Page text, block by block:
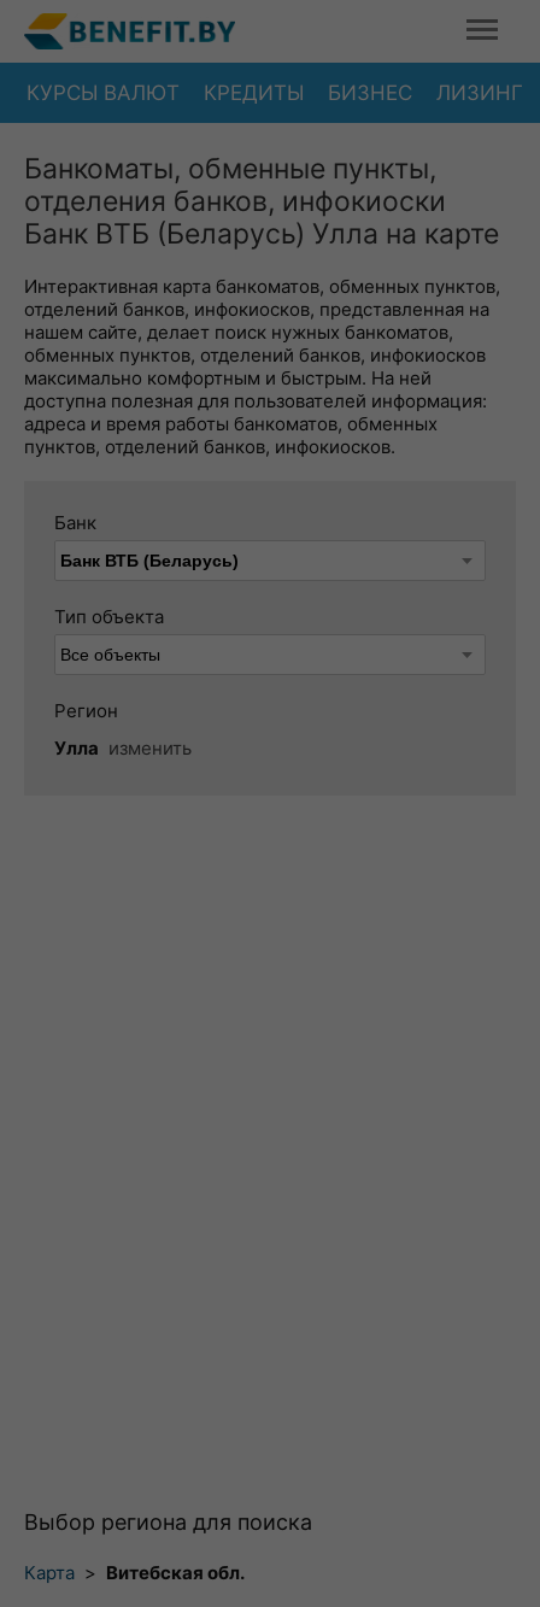
КУРСЫ ВАЛЮТ КРЕДИТЫ БИЗНЕС ЛИЗИНГ
Банкоматы, обменные пункты,
отделения банков, инфокиоски
Банк ВТБ (Беларусь) Улла на карте
Интерактивная карта банкоматов, обменных пунктов,
отделений банков, инфокиосков, представленная на
нашем сайте, делает поиск нужных банкоматов,
обменных пунктов, отделений банков, инфокиосков
максимально комфортным и быстрым. На ней
доступна полезная для пользователей информация:
адреса и время работы банкоматов, обменных
пунктов, отделений банков, инфокиосков.
Банк
Тип объекта
Регион
Улла изменить
Выбор региона для поиска
Карта > Витебская обл.